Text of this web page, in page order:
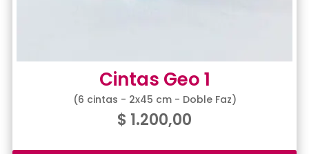
Cintas Geo 1
(6 cintas - 2x45 cm - Doble Faz)
$ 1.200,00